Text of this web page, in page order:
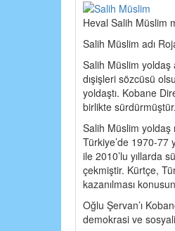
Heval Salih Müslim
Salih Müslim adı
Salih Müslim yoldaş
dışişleri sözcüsü
yoldaştı. Kobane
birlikte sürdürmüştür.
Salih Müslim yoldaş
Türkiye’de 1970-77
ile 2010’lu yıllarda
çekmiştir. Kürtçe,
kazanılması
Oğlu Şervan’ı
demokrasi ve